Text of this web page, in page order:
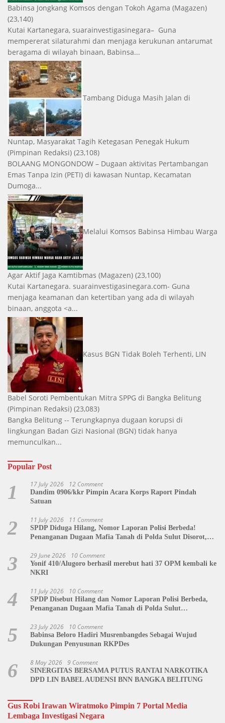
Babinsa Jongkang Komsos dengan Tokoh Agama (Magazen)
(23,140)
Kutai Kartanegara, suarainvestigasinegara– Guna
mempererat silaturahmi dan menjaga kerukunan antarumat
beragama di wilayah binaan, Babinsa...
Tambang Diduga Masih Jalan di
Nuntap, Masyarakat Tagih Ketegasan Penegak Hukum
(Pimpinan Redaksi) (23,108)
BOLAANG MONGONDOW – Dugaan aktivitas Pertambangan
Emas Tanpa Izin (PETI) di kawasan Nuntap, Kecamatan
Dumoga...
Melalui Komsos Babinsa Himbau Warga
Agar Aktif Jaga Kamtibmas (Magazen) (23,100)
Kutai Kartanegara. suarainvestigasinegara.com- Guna
menjaga keamanan dan ketertiban yang ada di wilayah
binaan, anggota <a...
Kasus BGN Tidak Boleh Terhenti, LIN
Babel Soroti Pembentukan Mitra SPPG di Bangka Belitung
(Pimpinan Redaksi) (23,083)
Bangka Belitung -- Terungkapnya dugaan korupsi di
lingkungan Badan Gizi Nasional (BGN) tidak hanya
memunculkan...
Popular Post
1 17 July 2026 12 Comment
Dandim 0906/kkr Pimpin Acara Korps Raport Pindah
Satuan
2 11 July 2026 11 Comment
SPDP Diduga Hilang, Nomor Laporan Polisi Berbeda!
Penanganan Dugaan Mafia Tanah di Polda Sulut Disorot,
3 29 June 2026 10 Comment
Yonif 410/Alugoro berhasil merebut hati 37 OPM kembali ke
NKRI
4 11 July 2026 10 Comment
SPDP Disebut Hilang dan Nomor Laporan Polisi Berbeda,
Penanganan Dugaan Mafia Tanah di Polda Sulut
5 23 July 2026 10 Comment
Babinsa Beloro Hadiri Musrenbangdes Sebagai Wujud
Dukungan Penyusunan RKPDes
6 8 May 2026 9 Comment
SINERGITAS BERSAMA PUTUS RANTAI NARKOTIKA
DPD LIN BABEL AUDENSI BNN BANGKA BELITUNG
Gus Robi Irawan Wiratmoko Pimpin 7 Portal Media
Lembaga Investigasi Negara